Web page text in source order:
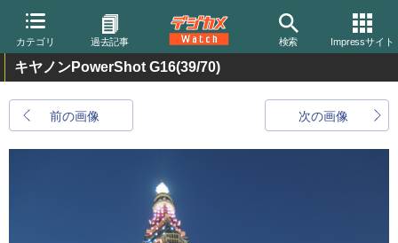
カテゴリ 過去記事 検索 Impressサイト
キヤノンPowerShot G16(39/70)
前の画像 次の画像